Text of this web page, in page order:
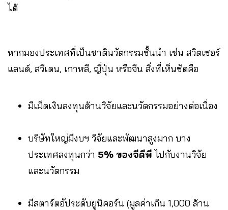
ได้
หากมองประเทศที่เป็นชาตินวัตกรรมชั้นนำ เช่น สวิตเซอร์
แลนด์, สวีเดน, เกาหลี, ญี่ปุ่น หรือจีน สิ่งที่เห็นชัดคือ
มีเม็ดเงินลงทุนด้านวิจัยและนวัตกรรมอย่างต่อเนื่อง
บริษัทใหญ่มีงบฯ วิจัยและพัฒนาสูงมาก บาง
ประเทศลงทุนกว่า 5% ของจีดีพี ไปกับงานวิจัย
และนวัตกรรม
มีสตาร์ตอัประดับยูนิคอร์น (มูลค่าเกิน 1,000 ล้าน